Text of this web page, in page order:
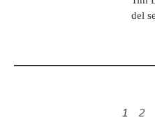
del
1 2